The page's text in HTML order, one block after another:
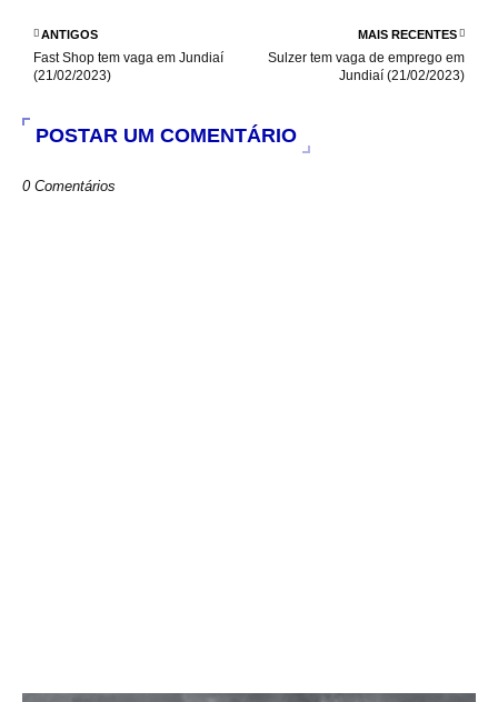
o
k
MAIS RECENTES
Sulzer tem vaga de emprego em
Jundiaí (21/02/2023)
ANTIGOS
Fast Shop tem vaga em Jundiaí
(21/02/2023)
POSTAR UM COMENTÁRIO
0 Comentários